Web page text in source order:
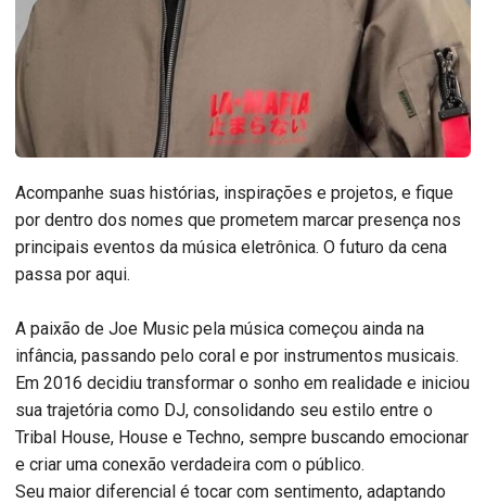
Acompanhe suas histórias, inspirações e projetos, e fique
por dentro dos nomes que prometem marcar presença nos
principais eventos da música eletrônica. O futuro da cena
passa por aqui.
A paixão de Joe Music pela música começou ainda na
infância, passando pelo coral e por instrumentos musicais.
Em 2016 decidiu transformar o sonho em realidade e iniciou
sua trajetória como DJ, consolidando seu estilo entre o
Tribal House, House e Techno, sempre buscando emocionar
e criar uma conexão verdadeira com o público.
Seu maior diferencial é tocar com sentimento, adaptando